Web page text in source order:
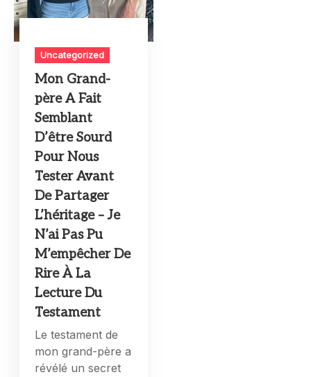
Uncategorized
Mon Grand-
père A Fait
Semblant
D’être Sourd
Pour Nous
Tester Avant
De Partager
L’héritage – Je
N’ai Pas Pu
M’empêcher De
Rire À La
Lecture Du
Testament
Le testament de
mon grand-père a
révélé un secret